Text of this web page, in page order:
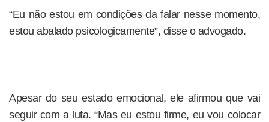
“Eu não estou em condições da falar nesse momento,
estou abalado psicologicamente”, disse o advogado.
Apesar do seu estado emocional, ele afirmou que vai
seguir com a luta. “Mas eu estou firme, eu vou colocar